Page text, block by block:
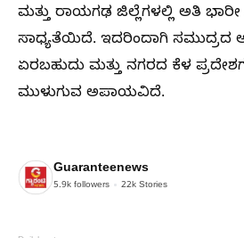
ಮತ್ತು ರಾಯಗಢ ಜಿಲ್ಲೆಗಳಲ್ಲಿ ಅತಿ
ಸಾಧ್ಯತೆಯಿದೆ. ಇದರಿಂದಾಗಿ ಸಮುದ್ರದ
ಏರಬಹುದು ಮತ್ತು ನಗರದ ಕೆಳ
ಮುಳುಗುವ ಅಪಾಯವಿದೆ.
Guaranteenews
5.9k followers 22k Stories